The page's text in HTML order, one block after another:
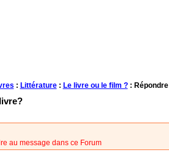
: Littérature: Le livre ou le film ?: Répondre
au message dans ce Forum